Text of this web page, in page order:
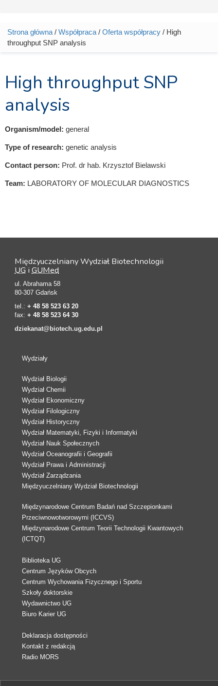
Jesteś tutaj
Strona główna / Współpraca / Oferta współpracy / High
throughput SNP analysis
High throughput SNP
analysis
Organism/model: general
Type of research: genetic analysis
Contact person: Prof. dr hab. Krzysztof Bielawski
Team: LABORATORY OF MOLECULAR DIAGNOSTICS
Międzyuczelniany Wydział Biotechnologii
UG i GUMed
ul. Abrahama 58
80-307 Gdańsk
tel.: + 48 58 523 63 20
fax: + 48 58 523 64 30
dziekanat@biotech.ug.edu.pl
Wydziały
Wydział Biologii
Wydział Chemii
Wydział Ekonomiczny
Wydział Filologiczny
Wydział Historyczny
Wydział Matematyki, Fizyki i Informatyki
Wydział Nauk Społecznych
Wydział Oceanografii i Geografii
Wydział Prawa i Administracji
Wydział Zarządzania
Międzyuczelniany Wydział Biotechnologii
Międzynarodowe Centrum Badań nad Szczepionkami
Przeciwnowotworowymi (ICCVS)
Międzynarodowe Centrum Teorii Technologii Kwantowych
(ICTQT)
Biblioteka UG
Centrum Języków Obcych
Centrum Wychowania Fizycznego i Sportu
Szkoły doktorskie
Wydawnictwo UG
Biuro Karier UG
Deklaracja dostępności
Kontakt z redakcją
Radio MORS